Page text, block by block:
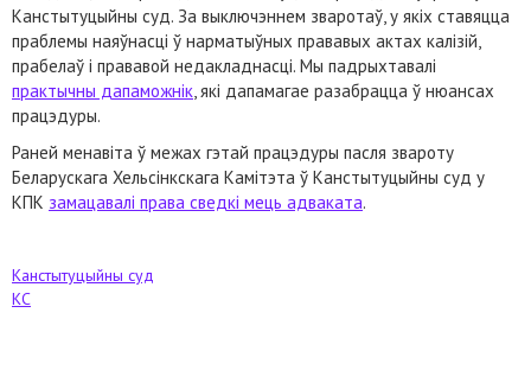
Канстытуцыйны суд. За выключэннем зваротаў, у якіх ставяцца
праблемы наяўнасці ў нарматыўных прававых актах калізій,
прабелаў і прававой недакладнасці. Мы падрыхтавалі
практычны дапаможнік, які дапамагае разабрацца ў нюансах
працэдуры.
Раней менавіта ў межах гэтай працэдуры пасля звароту
Беларускага Хельсінкскага Камітэта ў Канстытуцыйны суд у
КПК замацавалі права сведкі мець адваката.
Канстытуцыйны суд
КС